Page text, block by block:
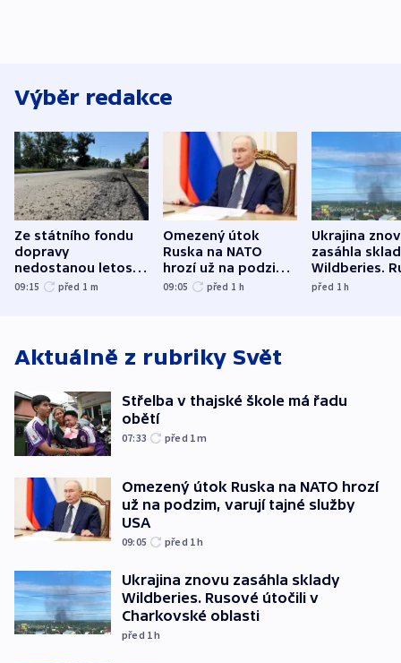
Výběr redakce
Ze státního fondu
dopravy
nedostanou letos
kraje na silnice ani
09:15 před 1 m
Omezený útok
Ruska na NATO
hrozí už na podzim,
varují tajné služby
09:05 před 1 h
Ukrajina
zasáhla
Wildberies.
útočili v
před 1h
Aktuálně z rubriky Svět
Střelba v thajské škole má řadu
obětí
07:33 před 1m
Omezený útok Ruska na NATO hrozí
už na podzim, varují tajné služby
USA
09:05 před 1h
Ukrajina znovu zasáhla sklady
Wildberies. Rusové útočili v
Charkovské oblasti
před 1h